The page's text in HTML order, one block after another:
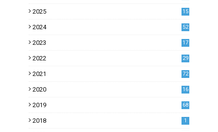
2025 15
2024 52
2023
17
2022
29
2021
72
2020
16
2019
68
2018 1